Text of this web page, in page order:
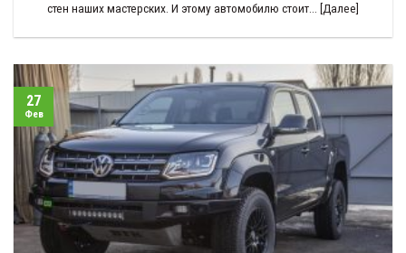
стен наших мастерских. И этому автомобилю стоит... [Далее]
27
Фев